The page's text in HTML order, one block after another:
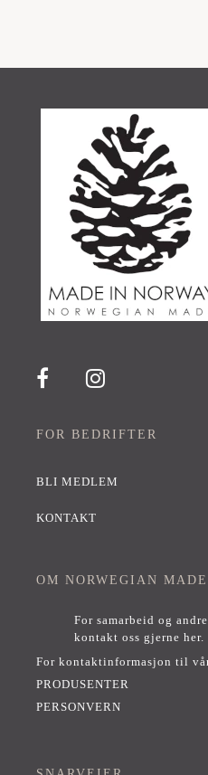
FOR BEDRIFTER
BLI MEDLEM
KONTAKT
OM NORWEGIAN MADE
For samarbeid og
kontakt oss gjerne her.
For kontaktinformasjon til
PRODUSENTER
PERSONVERN